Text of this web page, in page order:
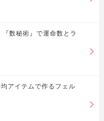
数秘術』で運命数とラ
アイテムで作るフェル